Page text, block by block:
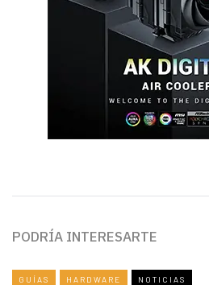
PODRÍA INTERESARTE
GUÍAS HARDWARE NOTICIAS